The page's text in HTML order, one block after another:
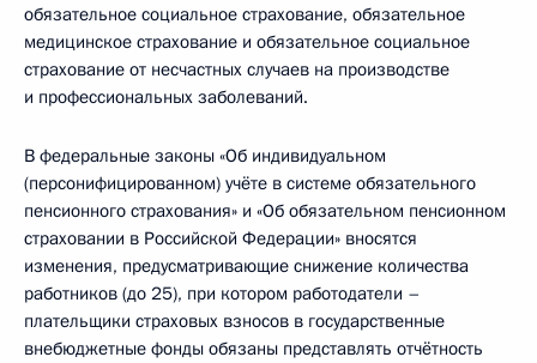
обязательное социальное страхование, обязательное
медицинское страхование и обязательное социальное
страхование от несчастных случаев на производстве
и профессиональных заболеваний.
В федеральные законы «Об индивидуальном
(персонифицированном) учёте в системе обязательного
пенсионного страхования» и «Об обязательном пенсионном
страховании в Российской Федерации» вносятся
изменения, предусматривающие снижение количества
работников (до 25), при котором работодатели –
плательщики страховых взносов в государственные
внебюджетные фонды обязаны представлять отчётность